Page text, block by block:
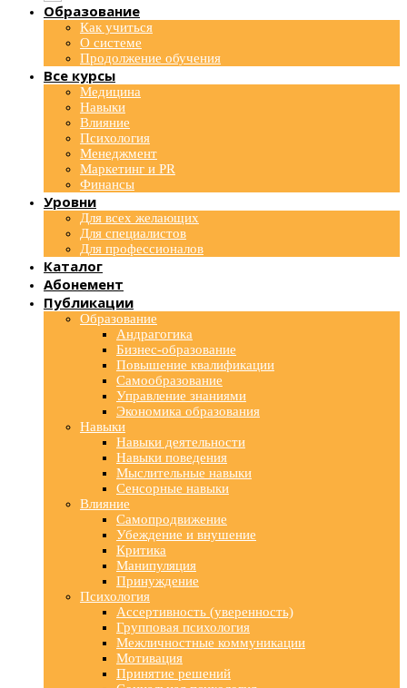
Образование
Как учиться
О системе
Продолжение обучения
Все курсы
Медицина
Навыки
Влияние
Психология
Менеджмент
Маркетинг и PR
Финансы
Уровни
Для всех желающих
Для специалистов
Для профессионалов
Каталог
Абонемент
Публикации
Образование
Андрагогика
Бизнес-образование
Повышение квалификации
Самообразование
Управление знаниями
Экономика образования
Навыки
Навыки деятельности
Навыки поведения
Мыслительные навыки
Сенсорные навыки
Влияние
Самопродвижение
Убеждение и внушение
Критика
Манипуляция
Принуждение
Психология
Ассертивность (уверенность)
Групповая психология
Межличностные коммуникации
Мотивация
Принятие решений